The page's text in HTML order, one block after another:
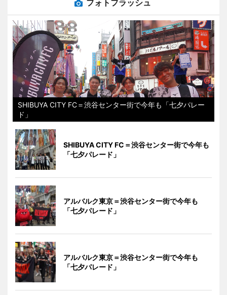
フォトフラッシュ
SHIBUYA CITY FC＝渋谷センター街で今年も「七夕パレー
ド」
SHIBUYA CITY FC＝渋谷センター街で今年も
「七夕パレード」
アルバルク東京＝渋谷センター街で今年も
「七夕パレード」
アルバルク東京＝渋谷センター街で今年も
「七夕パレード」